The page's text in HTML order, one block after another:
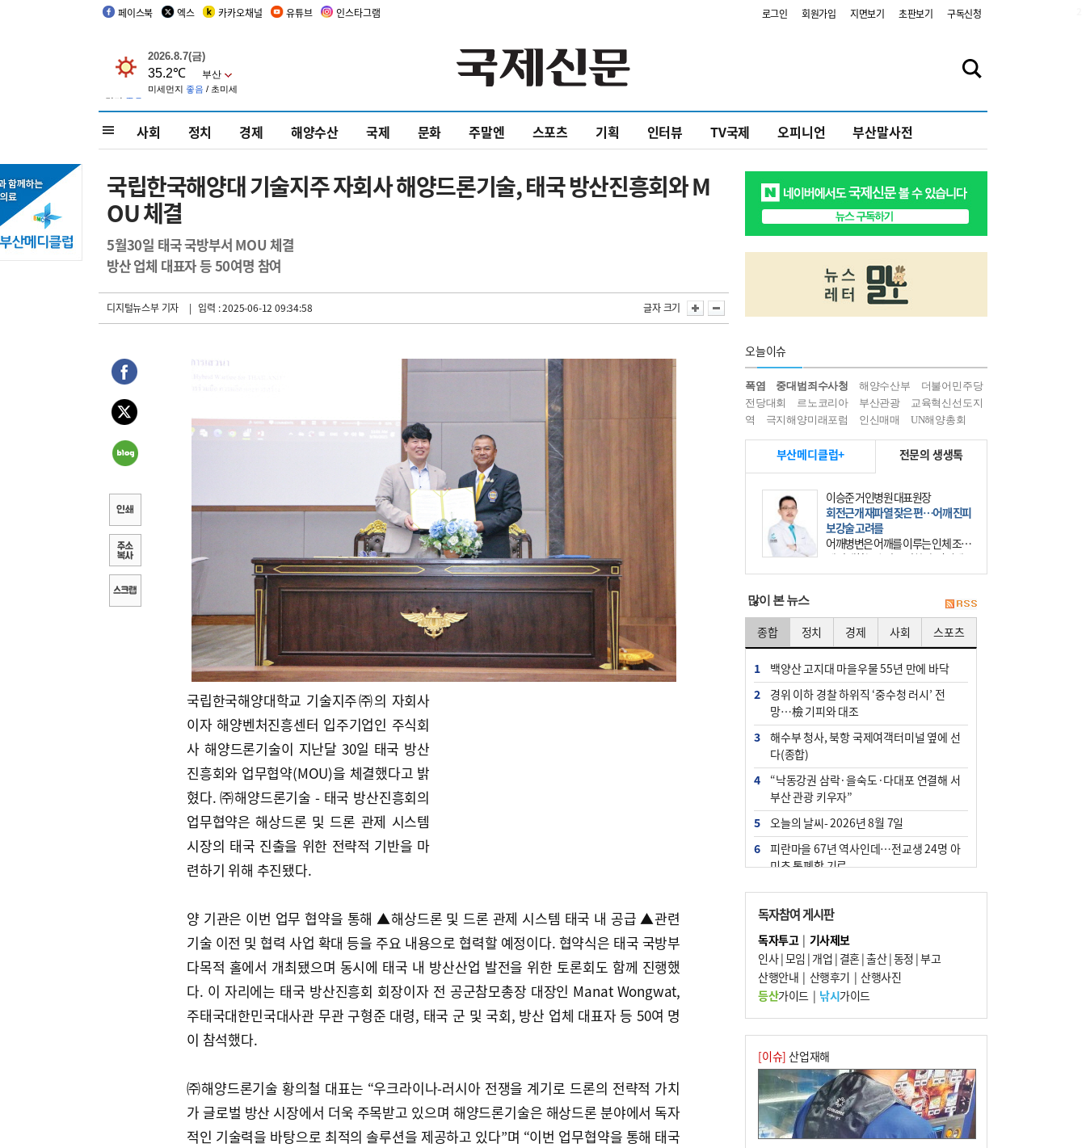
페이스북 엑스 카카오채널 유튜브 인스타그램 로그인 회원가입 지면보기 초판보기 구독신청
사회 정치 경제 해양수산 국제 문화 주말엔 스포츠 기획 인터뷰 TV국제 오피니언 부산말사전
국립한국해양대 기술지주 자회사 해양드론기술, 태국 방산진흥회와 M
OU 체결
5월30일 태국 국방부서 MOU 체결
방산 업체 대표자 등 50여명 참여
디지털뉴스부 기자 | 입력 : 2025-06-12 09:34:58 글자 크기
국립한국해양대학교 기술지주㈜의 자회사
이자 해양벤처진흥센터 입주기업인 주식회
사 해양드론기술이 지난달 30일 태국 방산
진흥회와 업무협약(MOU)을 체결했다고 밝
혔다. ㈜해양드론기술 - 태국 방산진흥회의
업무협약은 해상드론 및 드론 관제 시스템
시장의 태국 진출을 위한 전략적 기반을 마
련하기 위해 추진됐다.
양 기관은 이번 업무 협약을 통해 ▲해상드론 및 드론 관제 시스템 태국 내 공급 ▲관련
기술 이전 및 협력 사업 확대 등을 주요 내용으로 협력할 예정이다. 협약식은 태국 국방부
다목적 홀에서 개최됐으며 동시에 태국 내 방산산업 발전을 위한 토론회도 함께 진행했
다. 이 자리에는 태국 방산진흥회 회장이자 전 공군참모총장 대장인 Manat Wongwat,
주태국대한민국대사관 무관 구형준 대령, 태국 군 및 국회, 방산 업체 대표자 등 50여 명
이 참석했다.
㈜해양드론기술 황의철 대표는 “우크라이나-러시아 전쟁을 계기로 드론의 전략적 가치
가 글로벌 방산 시장에서 더욱 주목받고 있으며 해양드론기술은 해상드론 분야에서 독자
적인 기술력을 바탕으로 최적의 솔루션을 제공하고 있다”며 “이번 업무협약을 통해 태국
오늘이슈
폭염 중대범죄수사청 해양수산부
더불어민주당
전당대회
르노코리아 부산관광
교육혁신선도지
역
극지해양미래포럼 인신매매 UN해양총회
부산메디클럽+ 전문의 생생톡
이승준 거인병원 대표원장
회전근개 재파열 잦은 편…어깨 진피
보강술 고려를
어깨병변은 어깨를 이루는 인체 조직
에 발생하는 손상을 말한다. 여기에
는 오십견과 회전근개 증후군, 어깨
많이 본 뉴스
종합 정치 경제 사회 스포츠
1
백양산 고지대 마을우물 55년 만에 바닥
2
경위 이하 경찰 하위직 ‘중수청 러시’ 전
망…檢 기피와 대조
3
해수부 청사, 북항 국제여객터미널 옆에 선
다(종합)
4
“낙동강권 삼락·을숙도·다대포 연결해 서
부산 관광 키우자”
5
오늘의 날씨- 2026년 8월 7일
6
피란마을 67년 역사인데…전교생 24명 아
미초 통폐합 기로
7
[사설] 해수부 신청사 북항으로 확정, 해양
수도 도약의 전환점
8
부울경 주말부터 비소식…‘극한 폭염’ 한풀
꺾일 듯
9
외국인 선원 ‘인신매매 경유지’ 된 부산…
우려가 현실로
10 르노 못 타는 부산시장…관용차 규정에 막
힌 지역기업 응원
독자참여 게시판
독자투고| 기사제보
인사|모임 | 개업 | 결혼|출산|동정 |부고
산행안내 | 산행후기 | 산행사진
등산가이드| 낚시가이드
[이슈] 산업재해